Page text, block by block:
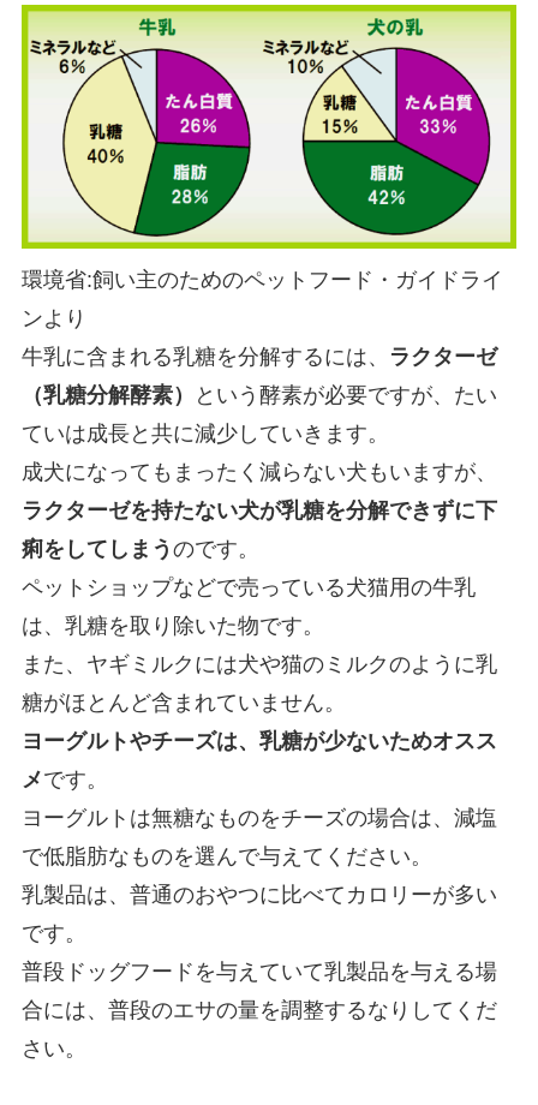
環境省:飼い主のためのペットフード・ガイドライ
ンより
牛乳に含まれる乳糖を分解するには、
ラクターゼ
（乳糖分解酵素）
という酵素が必要ですが、たい
ていは成長と共に減少していきます。
成犬になってもまったく減らない犬もいますが、
ラクターゼを持たない犬が乳糖を分解できずに下
痢をしてしまう のです。
ペットショップなどで売っている犬猫用の牛乳
は、乳糖を取り除いた物です。
また、ヤギミルクには犬や猫のミルクのように乳
糖がほとんど含まれていません。
ヨーグルトやチーズは、乳糖が少ないためオスス
メです。
ヨーグルトは無糖なものをチーズの場合は、減塩
で低脂肪なものを選んで与えてください。
乳製品は、普通のおやつに比べてカロリーが多い
です。
普段ドッグフードを与えていて乳製品を与える場
合には、普段のエサの量を調整するなりしてくだ
さい。